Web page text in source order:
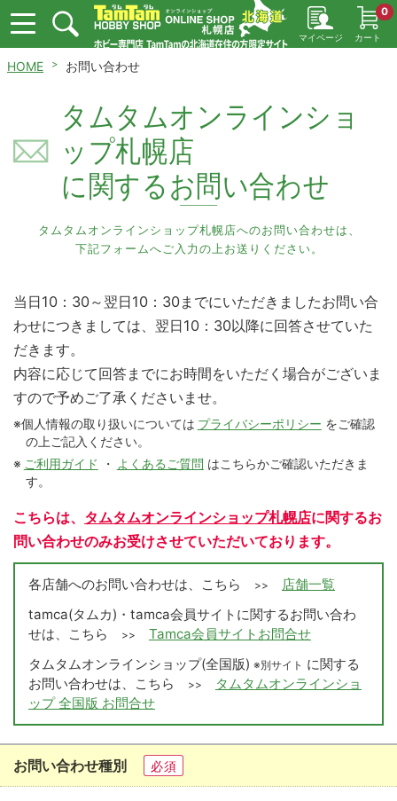
マイページ カート
0
HOME お問い合わせ
タムタムオンラインショ
ップ札幌店
に関するお問い合わせ
タムタムオンラインショップ札幌店へのお問い合わせは、
下記フォームへご入力の上お送りください。
当日10：30～翌日10：30までにいただきましたお問い合
わせにつきましては、翌日10：30以降に回答させていた
だきます。
内容に応じて回答までにお時間をいただく場合がございま
すので予めご了承くださいませ。
※個人情報の取り扱いについては プライバシーポリシー をご確認
の上ご記入ください。
※ ご利用ガイド ・ よくあるご質問 はこちらかご確認いただきま
す。
こちらは、 タムタムオンラインショップ札幌店に関するお
問い合わせのみお受けさせていただいております。
各店舗へのお問い合わせは、こちら >>
店舗一覧
tamca(タムカ)・tamca会員サイトに関するお問い合わ
せは、こちら
>>
Tamca会員サイトお問合せ
タムタムオンラインショップ(全国版) ※別サイト に関する
お問い合わせは、こちら
>>
タムタムオンラインショ
ップ 全国版 お問合せ
お問い合わせ種別 必須